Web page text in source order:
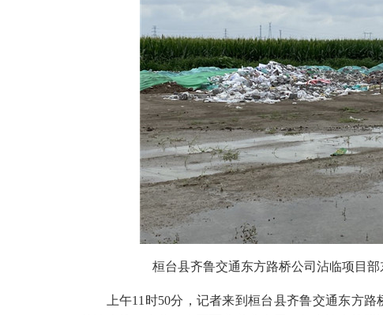
桓台县齐鲁交通东方路桥公司沾临项目部
上午11时50分，记者来到桓台县齐鲁交通东方路